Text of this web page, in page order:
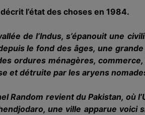
l’état des choses en 1984.
de l’Indus, s’épanouit une
le fond des âges, une
ordures ménagères,
et dé­truite par les aryens
Random revient du Pakistan, où
une ville apparue voici